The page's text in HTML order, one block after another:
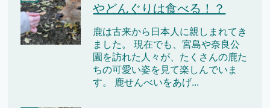
やどんぐりは食べる！？
鹿は古来から日本人に親しまれてき
ました。 現在でも、宮島や奈良公
園を訪れた人々が、たくさんの鹿た
ちの可愛い姿を見て楽しんでいま
す。 鹿せんべいをあげ...